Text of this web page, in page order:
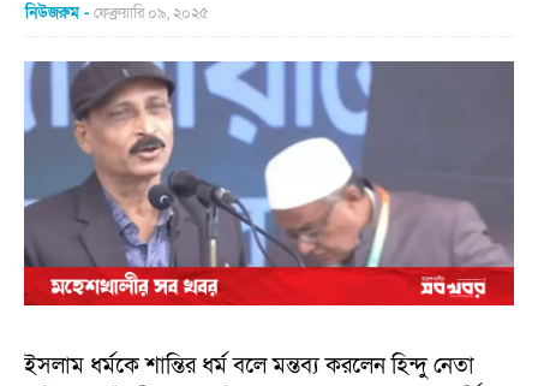
নিউজরুম ফেব্রুয়ারি ০৯, ২০২৫
ইসলাম ধর্মকে শান্তির ধর্ম বলে মন্তব্য করলেন হিন্দু নেতা